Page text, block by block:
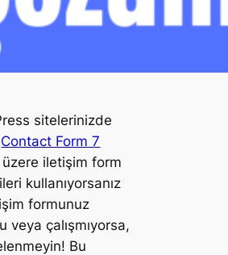
sitelerinizde
Contact Form 7
iletişim form
kullanıyorsanız
formunuz
veya çalışmıyorsa,
Bu